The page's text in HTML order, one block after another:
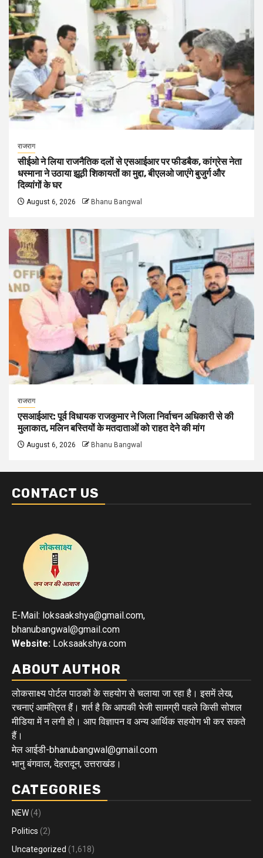
राजराग
सीईओ ने लिया राजनैतिक दलों से एसआईआर पर फीडबैक, कांग्रेस नेता
धस्माना ने उठाया झूठी शिकायतों का मुद्दा, बीएलओ जाएंगे बुजुर्ग और
दिव्यांगों के घर
August 6, 2026 Bhanu Bangwal
राजराग
एसआईआर: पूर्व विधायक राजकुमार ने जिला निर्वाचन अधिकारी से की
मुलाकात, मलिन बस्तियों के मतदाताओं को राहत देने की मांग
August 6, 2026 Bhanu Bangwal
CONTACT US
E-Mail: loksaakshya@gmail.com,
bhanubangwal@gmail.com
Website: Loksaakshya.com
ABOUT AUTHOR
लोकसाक्ष्य पोर्टल पाठकों के सहयोग से चलाया जा रहा है। इसमें लेख,
रचनाएं आमंत्रित हैं। शर्त है कि आपकी भेजी सामग्री पहले किसी सोशल
मीडिया में न लगी हो। आप विज्ञापन व अन्य आर्थिक सहयोग भी कर सकते
हैं।
मेल आईडी-bhanubangwal@gmail.com
भानु बंगवाल, देहरादून, उत्तराखंड।
CATEGORIES
NEW (4)
Politics (2)
Uncategorized (1,618)